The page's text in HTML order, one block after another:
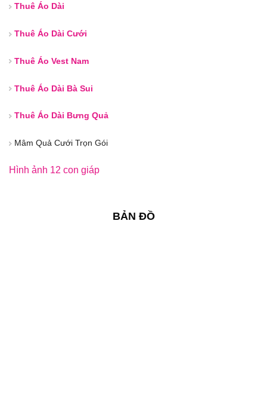
Thuê Áo Dài
Thuê Áo Dài Cưới
Thuê Áo Vest Nam
Thuê Áo Dài Bà Sui
Thuê Áo Dài Bưng Quả
Mâm Quả Cưới Trọn Gói
Hình ảnh 12 con giáp
BẢN ĐỒ